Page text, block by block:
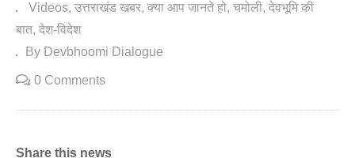
Videos उत्तराखंड खबर क्या आप जानते हो चमोली देवभूमि की
बात देश-विदेश
By Devbhoomi Dialogue
0 Comments
Share this news